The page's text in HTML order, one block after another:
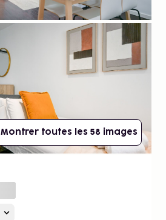
Montrer toutes les 58 images